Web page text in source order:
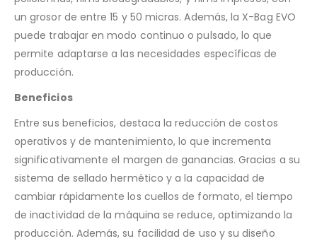
un grosor de entre 15 y 50 micras. Además, la X-Bag EVO
puede trabajar en modo continuo o pulsado, lo que
permite adaptarse a las necesidades específicas de
producción.
Beneficios
Entre sus beneficios, destaca la reducción de costos
operativos y de mantenimiento, lo que incrementa
significativamente el margen de ganancias. Gracias a su
sistema de sellado hermético y a la capacidad de
cambiar rápidamente los cuellos de formato, el tiempo
de inactividad de la máquina se reduce, optimizando la
producción. Además, su facilidad de uso y su diseño